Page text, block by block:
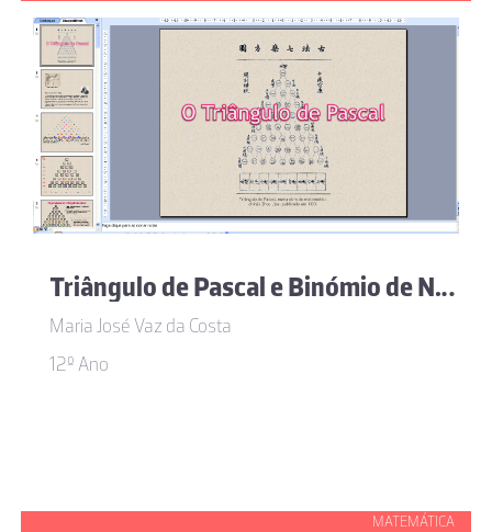
Triângulo de Pascal e Binómio de Newton
Maria José Vaz da Costa
12º Ano
MATEMÁTICA